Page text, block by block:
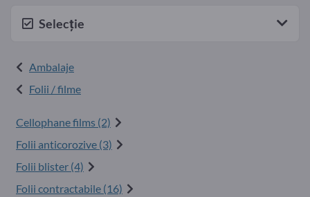
Selecție
Ambalaje
Folii / filme
Cellophane films (2)
Folii anticorozive (3)
Folii blister (4)
Folii contractabile (16)